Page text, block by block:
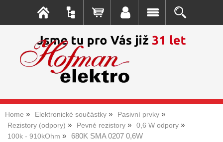
Home Elektronické součástky
Pasivní prvky
Rezistory (odpory)
Pevné rezistory
0,6 W odpory
100k - 910kOhm
680K SMA 0207 0,6W